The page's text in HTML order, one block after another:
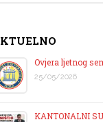
Ovjera ljetnog
25/05/2026
KANTONALNI